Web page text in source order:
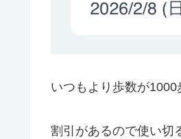
いつもより歩数が1000
割引があるので使い切